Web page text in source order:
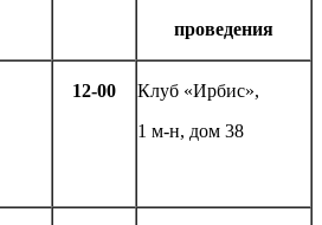
проведения
12-00
Клуб «Ирбис»,
1 м-н, дом 38